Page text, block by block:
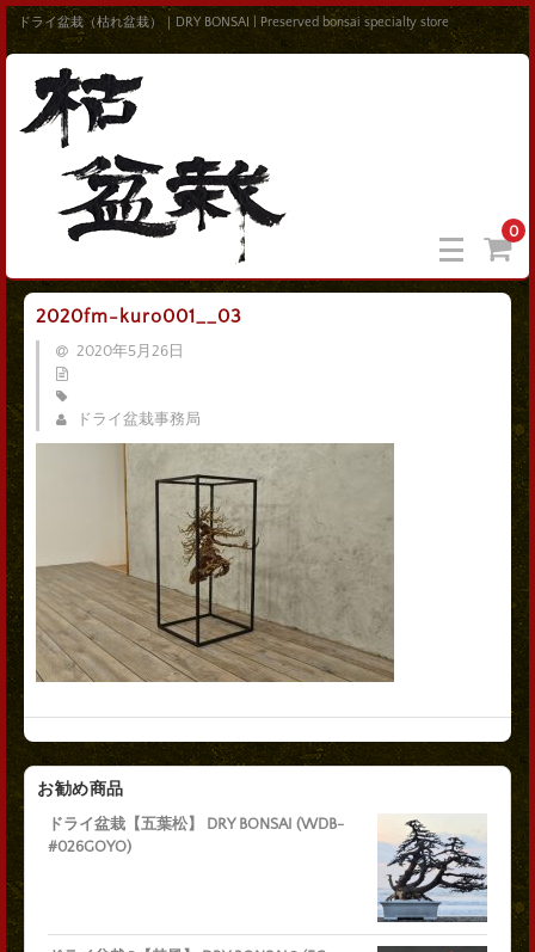
ドライ盆栽（枯れ盆栽）｜DRY BONSAI | Preserved bonsai specialty store
0
2020fm-kuro001__03
2020年5月26日
ドライ盆栽事務局
お勧め商品
ドライ盆栽【五葉松】 DRY BONSAI (WDB-
#026GOYO)